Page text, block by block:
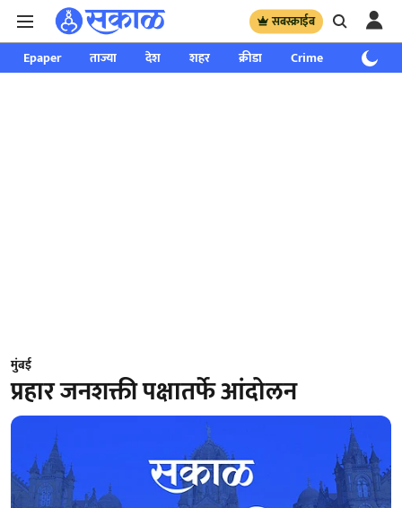
सबस्क्राईब
Epaper ताज्या देश शहर क्रीडा Crime साप्ताहिक
मुंबई
प्रहार जनशक्ती पक्षातर्फे आंदोलन